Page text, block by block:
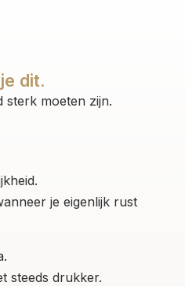
dit.
sterk moeten zijn.
je eigenlijk rust
steeds drukker.